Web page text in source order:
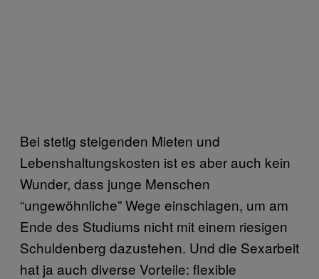
Bei stetig steigenden Mieten und
Lebenshaltungskosten ist es aber auch kein
Wunder, dass junge Menschen
“ungewöhnliche” Wege einschlagen, um am
Ende des Studiums nicht mit einem riesigen
Schuldenberg dazustehen. Und die Sexarbeit
hat ja auch diverse Vorteile: flexible